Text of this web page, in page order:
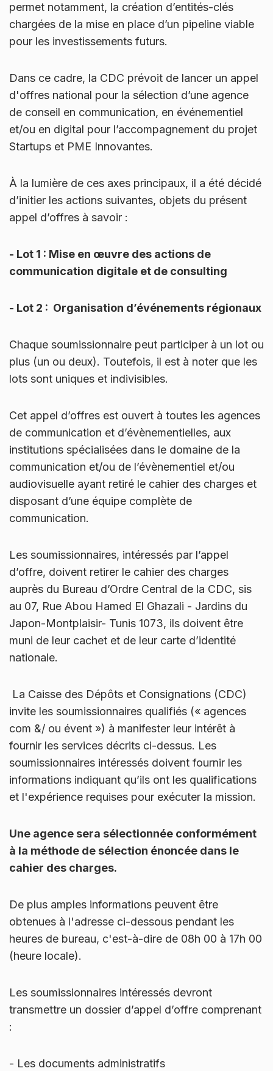
permet notamment, la création d’entités-clés
chargées de la mise en place d’un pipeline viable
pour les investissements futurs.
Dans ce cadre, la CDC prévoit de lancer un appel
d'offres national pour la sélection d’une agence
de conseil en communication, en événementiel
et/ou en digital pour l’accompagnement du projet
Startups et PME Innovantes.
À la lumière de ces axes principaux, il a été décidé
d’initier les actions suivantes, objets du présent
appel d’offres à savoir :
- Lot 1 : Mise en œuvre des actions de
communication digitale et de consulting
- Lot 2 : Organisation d’événements régionaux
Chaque soumissionnaire peut participer à un lot ou
plus (un ou deux). Toutefois, il est à noter que les
lots sont uniques et indivisibles.
Cet appel d’offres est ouvert à toutes les agences
de communication et d’évènementielles, aux
institutions spécialisées dans le domaine de la
communication et/ou de l’évènementiel et/ou
audiovisuelle ayant retiré le cahier des charges et
disposant d’une équipe complète de
communication.
Les soumissionnaires, intéressés par l’appel
d’offre, doivent retirer le cahier des charges
auprès du Bureau d’Ordre Central de la CDC, sis
au 07, Rue Abou Hamed El Ghazali - Jardins du
Japon-Montplaisir- Tunis 1073, ils doivent être
muni de leur cachet et de leur carte d’identité
nationale.
La Caisse des Dépôts et Consignations (CDC)
invite les soumissionnaires qualifiés (« agences
com &/ ou évent ») à manifester leur intérêt à
fournir les services décrits ci-dessus. Les
soumissionnaires intéressés doivent fournir les
informations indiquant qu’ils ont les qualifications
et l'expérience requises pour exécuter la mission.
Une agence sera sélectionnée conformément
à la méthode de sélection énoncée dans le
cahier des charges.
De plus amples informations peuvent être
obtenues à l'adresse ci-dessous pendant les
heures de bureau, c'est-à-dire de 08h 00 à 17h 00
(heure locale).
Les soumissionnaires intéressés devront
transmettre un dossier d’appel d’offre comprenant
:
- Les documents administratifs